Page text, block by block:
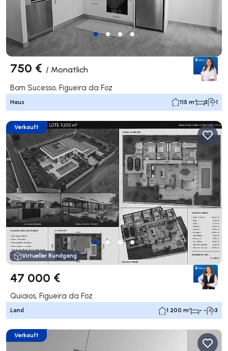
750 € / Monatlich
Bom Sucesso, Figueira da Foz
Haus 115 m² 3 1
Verkauft
Virtueller Rundgang
47 000 €
Quiaios, Figueira da Foz
Land 1 200 m² - - 3
Verkauft